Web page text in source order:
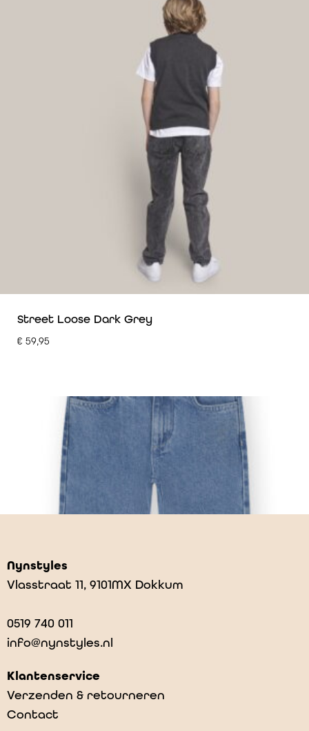
Street Loose Dark Grey
€ 59,95
Nynstyles
Vlasstraat 11, 9101MX Dokkum
0519 740 011
info@nynstyles.nl
Klantenservice
Verzenden & retourneren
Contact